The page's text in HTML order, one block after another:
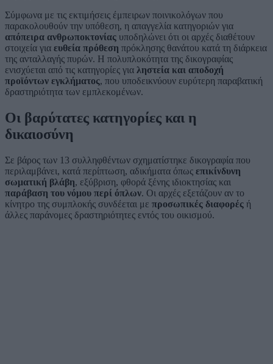
Σύμφωνα με τις εκτιμήσεις έμπειρων ποινικολόγων που
παρακολουθούν την υπόθεση, η απαγγελία κατηγοριών για
απόπειρα ανθρωποκτονίας υποδηλώνει ότι οι αρχές διαθέτουν
στοιχεία για ευθεία πρόθεση πρόκλησης θανάτου κατά τη διάρκεια
της ανταλλαγής πυρών. Η πολυπλοκότητα της δικογραφίας
ενισχύεται από τις κατηγορίες για ληστεία και αποδοχή
προϊόντων εγκλήματος, που υποδεικνύουν ευρύτερη παραβατική
δραστηριότητα των εμπλεκομένων.
Οι βαρύτατες κατηγορίες και η
δικαιοσύνη
Σε βάρος των 13 συλληφθέντων σχηματίστηκε δικογραφία που
περιλαμβάνει, κατά περίπτωση, αδικήματα όπως επικίνδυνη
σωματική βλάβη, εξύβριση, φθορά ξένης ιδιοκτησίας και
παράβαση του νόμου περί όπλων. Οι αρχές εξετάζουν αν το
κίνητρο της συμπλοκής συνδέεται με προσωπικές διαφορές ή
άλλες παράνομες δραστηριότητες εντός του οικισμού.